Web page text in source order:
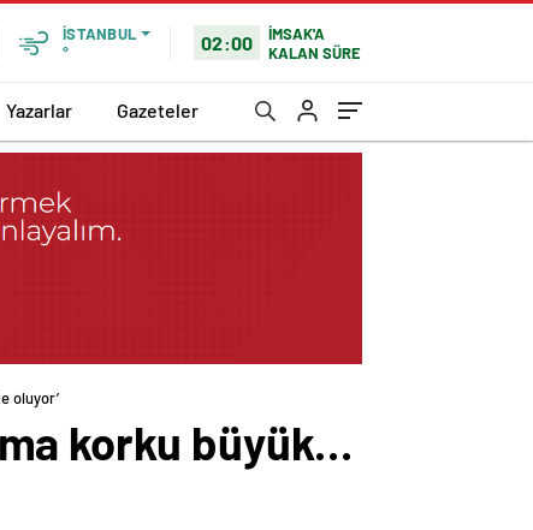
İSTANBUL
°
02:00
İMSAK'A
KALAN SÜRE
Yazarlar Gazeteler
oluyor’
korku büyük…